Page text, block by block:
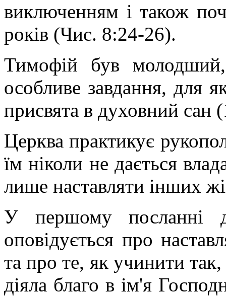
виключенням і також
років (Чис. 8:24-26).
Тимофій був
особливе завдання, для
присвята в духовний сан
Церква практикує
їм ніколи не дається
лише наставляти інших
У першому посланні
оповідується про
та про те, як учинити
діяла благо в ім'я